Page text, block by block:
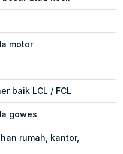
motor
baik LCL / FCL
gowes
rumah, kantor,